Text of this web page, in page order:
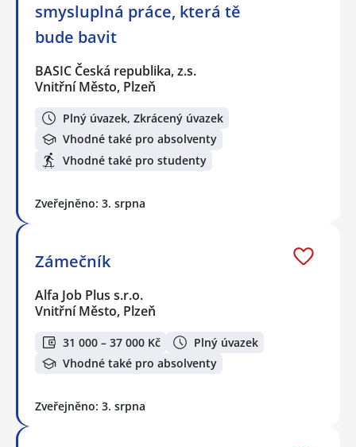
smysluplná práce, která tě
bude bavit
BASIC Česká republika, z.s.
Vnitřní Město, Plzeň
Plný úvazek, Zkrácený úvazek
Vhodné také pro absolventy
Vhodné také pro studenty
Zveřejněno: 3. srpna
Zámečník
Alfa Job Plus s.r.o.
Vnitřní Město, Plzeň
31 000 – 37 000 Kč
Plný úvazek
Vhodné také pro absolventy
Zveřejněno: 3. srpna